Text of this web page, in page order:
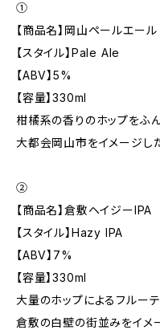
①
【商品名】岡山ペールエール
【スタイル】Pale Ale
【ABV】5%
【容量】330ml
柑橘系の香りのホップをふ
大都会岡山市をイメージし
②
【商品名】倉敷ヘイジーIPA
【スタイル】Hazy IPA
【ABV】7%
【容量】330ml
大量のホップによるフルー
倉敷の白壁の街並みをイメ